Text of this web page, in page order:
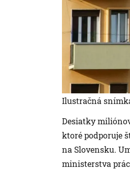
Ilustračná
Desiatky
ktoré podporuje
na Slovensku.
ministerstva